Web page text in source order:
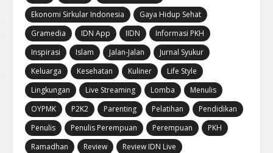
Ekonomi Sirkular Indonesia
Gaya Hidup Sehat
Gramedia
IDN App IIDN
Informasi PKH
Inspirasi
Islam Jalan-Jalan
Jurnal Syukur
Keluarga
Kesehatan Kuliner
Life Style
Lingkungan
Live Streaming Lomba
Menulis
OYPMK
P2K2 Parenting Pelatihan
Pendidikan
Penulis
Penulis Perempuan Perempuan
PKH
Ramadhan
Review
Review IDN Live